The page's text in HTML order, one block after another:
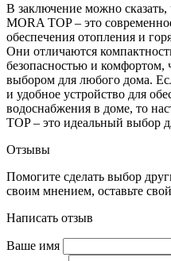
В заключение можно
MORA TOP – это
обеспечения отопления и
Они отличаются
безопасностью и комфортом,
выбором для любого дома.
и удобное устройство для
водоснабжения в доме, то
TOP – это идеальный выбор
Отзывы
Помогите сделать выбор
своим мнением, оставьте
Написать отзыв
Ваше имя